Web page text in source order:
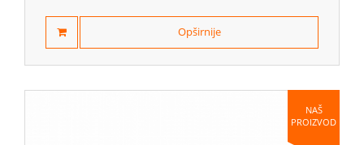
Opširnije
NAŠ
PROIZVOD